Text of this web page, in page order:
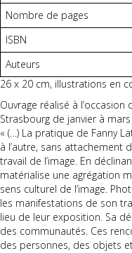
Nombre de pages
ISBN
Auteurs
26 x 20 cm, illustrations en
Ouvrage réalisé à
Strasbourg de janvier à
« (…) La pratique de Fanny
à l’autre, sans attachement
travail de l’image. En
matérialise une agrégation
sens culturel de l’image.
les manifestations de son
lieu de leur exposition. Sa
des communautés. Ces
des personnes, des objets